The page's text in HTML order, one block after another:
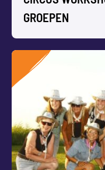
GROEPEN
CIRCUS
GROEPEN
Betreed een